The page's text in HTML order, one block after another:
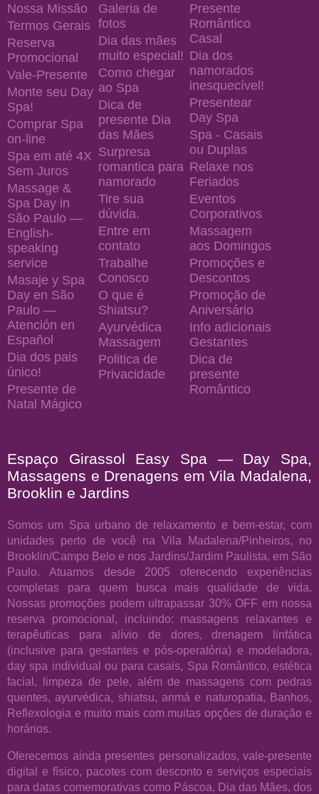
Nossa Missão
Termos Gerais
Reserva
Promocional
Vale-Presente
Monte seu Day
Spa!
Comprar Spa
on-line
Spa em até 4X
Sem Juros
Massage &
Spa Day in
São Paulo —
English-
speaking
service
Masaje y Spa
Day en São
Paulo —
Atención en
Español
Dia dos pais
único!
Presente de
Natal Mágico
Galeria de
fotos
Dia das mães
muito especial!
Como chegar
ao Spa
Dica de
presente Dia
das Mães
Surpresa
romantica para
namorado
Tire sua
dúvida.
Entre em
contato
Trabalhe
Conosco
O que é
Shiatsu?
Ayurvédica
Massagem
Politica de
Privacidade
Presente
Romântico
Casal
Dia dos
namorados
inesquecível!
Presentear
Day Spa
Spa - Casais
ou Duplas
Relaxe nos
Feriados
Eventos
Corporativos
Massagem
aos Domingos
Promoções e
Descontos
Promoção de
Aniversário
Info adicionais
Gestantes
Dica de
presente
Romântico
Espaço Girassol Easy Spa — Day Spa,
Massagens e Drenagens em Vila Madalena,
Brooklin e Jardins
Somos um Spa urbano de relaxamento e bem-estar, com
unidades perto de você na Vila Madalena/Pinheiros, no
Brooklin/Campo Belo e nos Jardins/Jardim Paulista, em São
Paulo. Atuamos desde 2005 oferecendo experiências
completas para quem busca mais qualidade de vida.
Nossas promoções podem ultrapassar 30% OFF em nossa
reserva promocional, incluindo: massagens relaxantes e
terapêuticas para alívio de dores, drenagem linfática
(inclusive para gestantes e pós-operatória) e modeladora,
day spa individual ou para casais, Spa Romântico, estética
facial, limpeza de pele, além de massagens com pedras
quentes, ayurvédica, shiatsu, anmá e naturopatia, Banhos,
Reflexologia e muito mais com muitas opções de duração e
horários.
Oferecemos ainda presentes personalizados, vale-presente
digital e físico, pacotes com desconto e serviços especiais
para datas comemorativas como Páscoa, Dia das Mães, dos